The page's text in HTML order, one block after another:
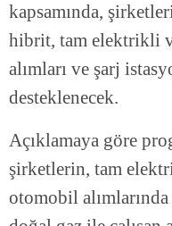
kapsamında,
hibrit, tam elektrikli
alımları ve şarj
desteklenecek.
Açıklamaya göre
şirketlerin, tam
otomobil